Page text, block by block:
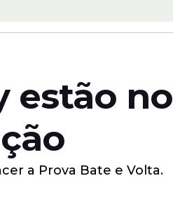
estão no
a Prova Bate e Volta.